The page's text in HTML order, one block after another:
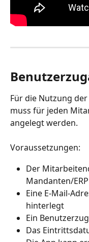
Für die Nutzung
muss für jeden
angelegt werden.
Voraussetzungen:
Der
Mandanten/
Eine E-Mail-
hinterlegt
Ein
Das